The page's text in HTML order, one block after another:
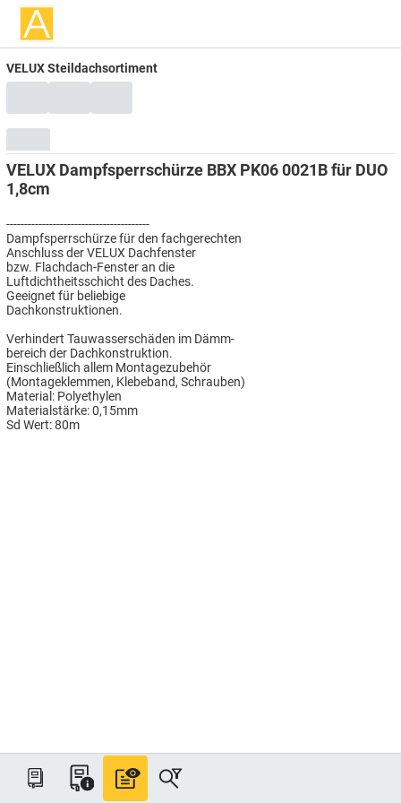
VELUX Steildachsortiment
VELUX Dampfsperrschürze BBX PK06 0021B für DUO
1,8cm
----------------------------------------
Dampfsperrschürze für den fachgerechten
Anschluss der VELUX Dachfenster
bzw. Flachdach-Fenster an die
Luftdichtheitsschicht des Daches.
Geeignet für beliebige
Dachkonstruktionen.
Verhindert Tauwasserschäden im Dämm-
bereich der Dachkonstruktion.
Einschließlich allem Montagezubehör
(Montageklemmen, Klebeband, Schrauben)
Material: Polyethylen
Materialstärke: 0,15mm
Sd Wert: 80m